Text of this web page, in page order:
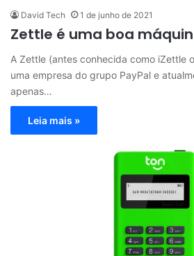
David Tech 1 de junho de 2021
Zettle é uma boa
A Zettle (antes conhecida como iZettle
uma empresa do grupo PayPal e
apenas…
Leia mais »